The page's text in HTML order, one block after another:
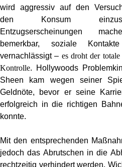
wird aggressiv auf den
den Konsum
Entzugserscheinungen
bemerkbar, soziale
vernachlässigt – es droht der
Kontrolle. Hollywoods
Sheen kam wegen seiner
Geldnöte, bevor er seine
erfolgreich in die richtigen
konnte.
Mit den entsprechenden
jedoch das Abrutschen in die
rechtzeitig verhindert werden.